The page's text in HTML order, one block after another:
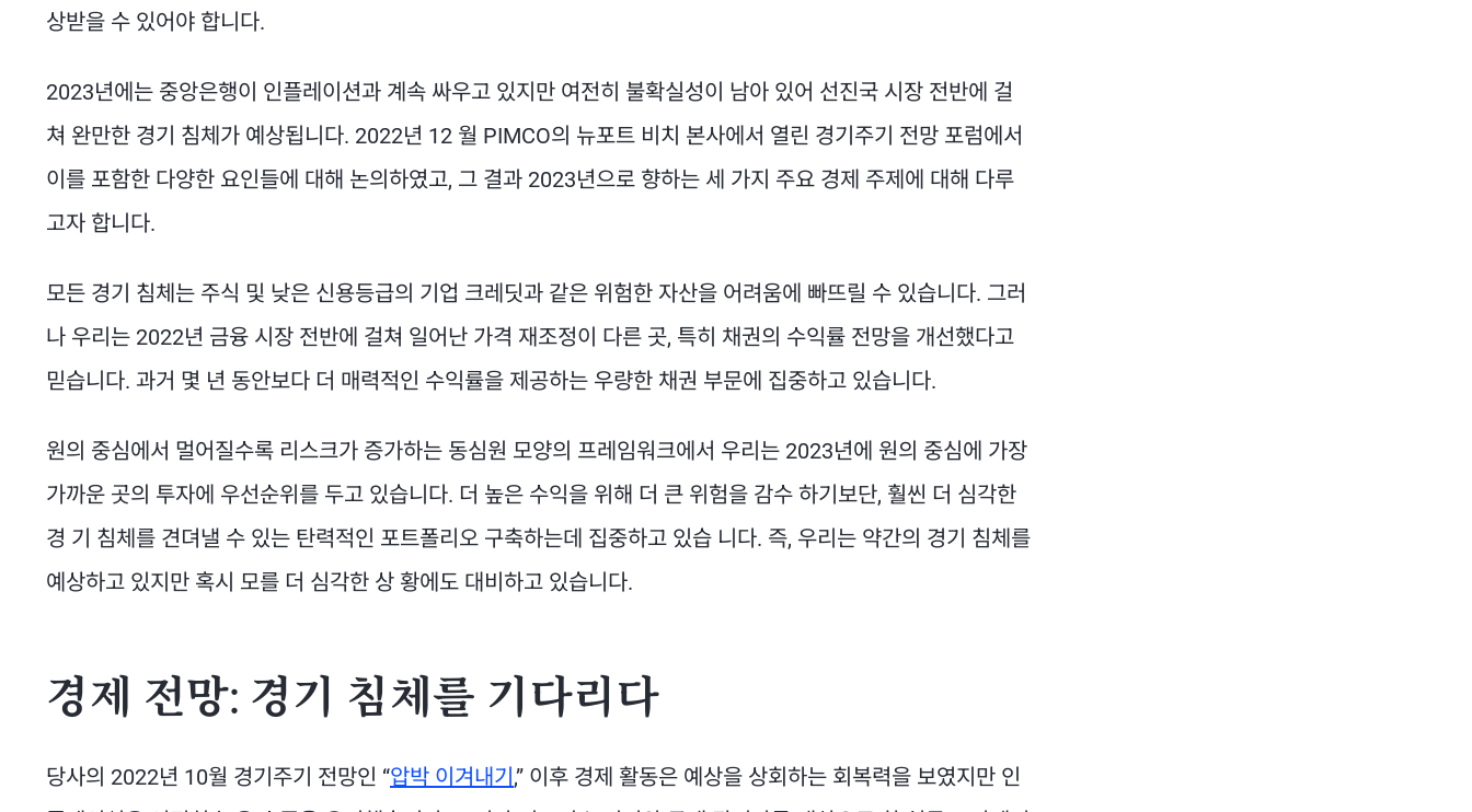
상받을 수 있어야 합니다.
2023년에는 중앙은행이 인플레이션과 계속 싸우고 있지만 여전히 불확실성이 남아 있어 선진국 시장 전반에 걸
쳐 완만한 경기 침체가 예상됩니다. 2022년 12 월 PIMCO의 뉴포트 비치 본사에서 열린 경기주기 전망 포럼에서
이를 포함한 다양한 요인들에 대해 논의하였고, 그 결과 2023년으로 향하는 세 가지 주요 경제 주제에 대해 다루
고자 합니다.
모든 경기 침체는 주식 및 낮은 신용등급의 기업 크레딧과 같은 위험한 자산을 어려움에 빠뜨릴 수 있습니다. 그러
나 우리는 2022년 금융 시장 전반에 걸쳐 일어난 가격 재조정이 다른 곳, 특히 채권의 수익률 전망을 개선했다고
믿습니다. 과거 몇 년 동안보다 더 매력적인 수익률을 제공하는 우량한 채권 부문에 집중하고 있습니다.
원의 중심에서 멀어질수록 리스크가 증가하는 동심원 모양의 프레임워크에서 우리는 2023년에 원의 중심에 가장
가까운 곳의 투자에 우선순위를 두고 있습니다. 더 높은 수익을 위해 더 큰 위험을 감수 하기보단, 훨씬 더 심각한
경 기 침체를 견뎌낼 수 있는 탄력적인 포트폴리오 구축하는데 집중하고 있습 니다. 즉, 우리는 약간의 경기 침체를
예상하고 있지만 혹시 모를 더 심각한 상 황에도 대비하고 있습니다.
경제 전망: 경기 침체를 기다리다
당사의 2022년 10월 경기주기 전망인 “압박 이겨내기 ,” 이후 경제 활동은 예상을 상회하는 회복력을 보였지만 인